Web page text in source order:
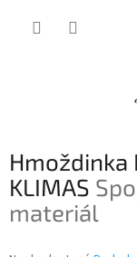
Hmoždinka
KLIMAS
materiál